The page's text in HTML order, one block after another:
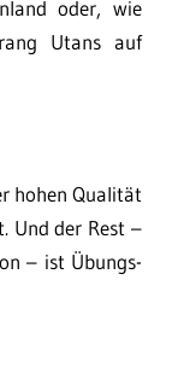
oder, wie
Utans auf
hohen Qualität
Und der Rest –
– ist Übungs-